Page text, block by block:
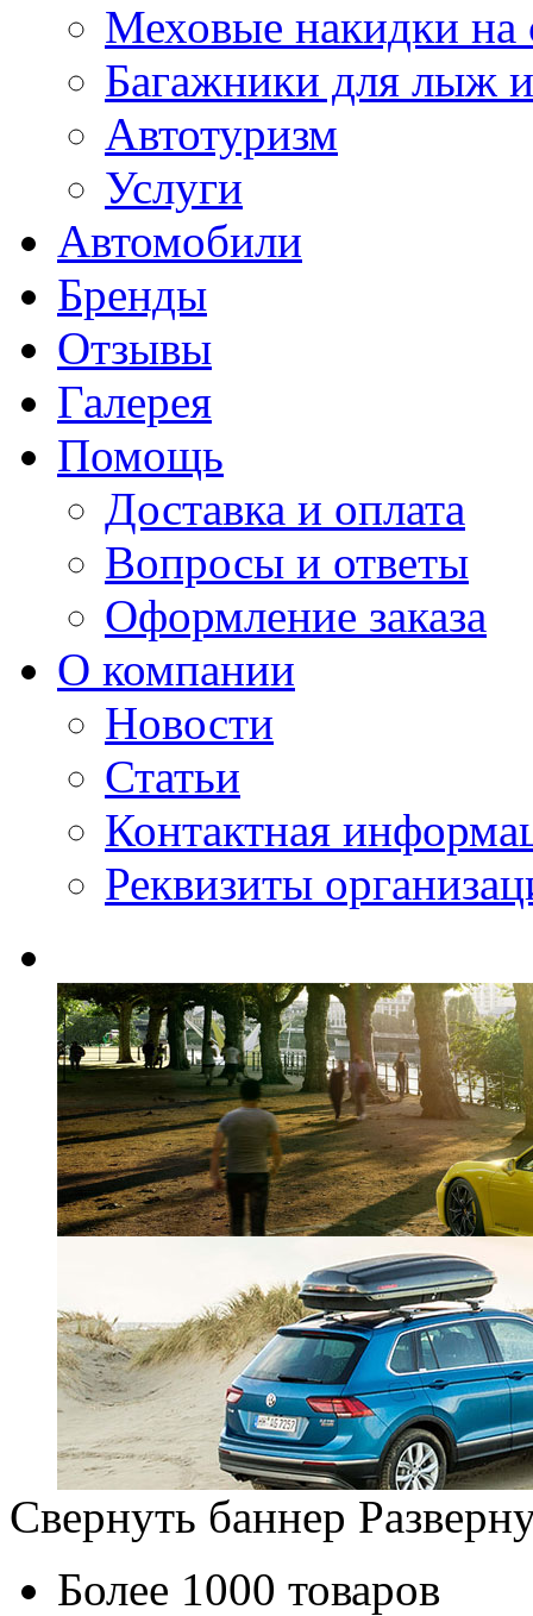
Меховые накидки на
Багажники для лыж
Автотуризм
Услуги
Автомобили
Бренды
Отзывы
Галерея
Помощь
Доставка и оплата
Вопросы и ответы
Оформление заказа
О компании
Новости
Статьи
Контактная
Реквизиты
Свернуть баннер
Более 1000 товаров